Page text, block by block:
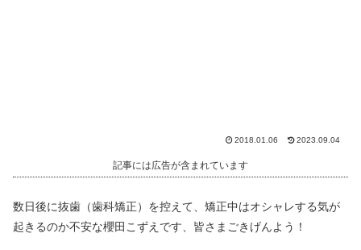
2018.01.06 2023.09.04
記事には広告が含まれています
数日後に抜歯（歯科矯正）を控えて、矯正中はオシャレする気が
起きるのか不安な櫻田こずえです、皆さまごきげんよう！